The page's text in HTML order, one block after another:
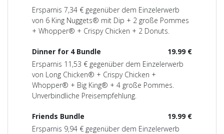
Ersparnis 7,34 € gegenüber dem Einzelerwerb
von 6 King Nuggets® mit Dip + 2 große Pommes
+ Whopper® + Crispy Chicken + 2 Donuts.
19.99 €
Dinner for 4 Bundle
Ersparnis 11,53 € gegenüber dem Einzelerwerb
von Long Chicken® + Crispy Chicken +
Whopper® + Big King® + 4 große Pommes.
Unverbindliche Preisempfehlung.
19.99 €
Friends Bundle
Ersparnis 9,94 € gegenüber dem Einzelerwerb